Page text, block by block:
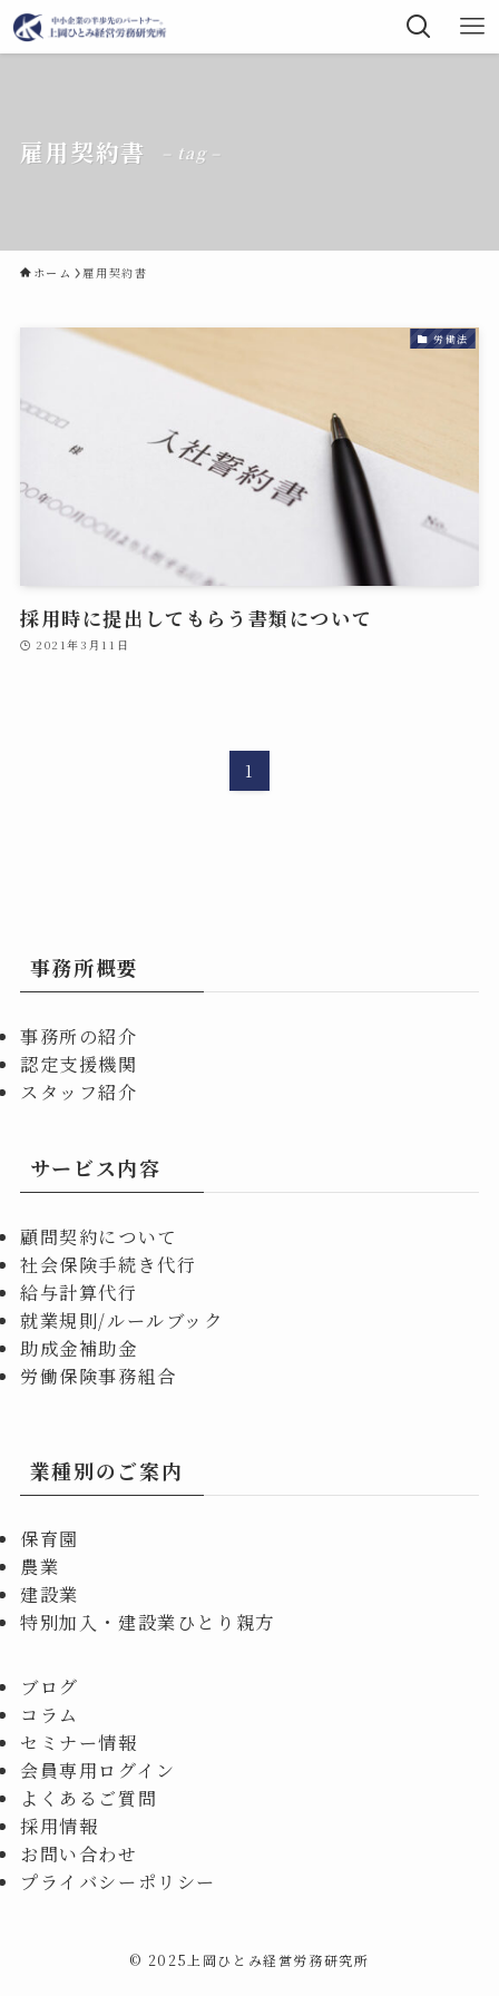
雇用契約書 – tag –
ホーム 雇用契約書
労働法
採用時に提出してもらう書類について
2021年3月11日
1
事務所概要
事務所の紹介
認定支援機関
スタッフ紹介
サービス内容
顧問契約について
社会保険手続き代行
給与計算代行
就業規則/ルールブック
助成金補助金
労働保険事務組合
業種別のご案内
保育園
農業
建設業
特別加入・建設業ひとり親方
ブログ
コラム
セミナー情報
会員専用ログイン
よくあるご質問
採用情報
お問い合わせ
プライバシーポリシー
© 2025上岡ひとみ経営労務研究所